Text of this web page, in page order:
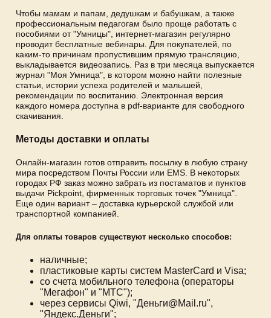
Чтобы мамам и папам, дедушкам и бабушкам, а также
профессиональным педагогам было проще работать с
пособиями от "Умницы", интернет-магазин регулярно
проводит бесплатные вебинары. Для покупателей, по
каким-то причинам пропустившим прямую трансляцию,
выкладывается видеозапись. Раз в три месяца выпускается
журнал "Моя Умница", в котором можно найти полезные
статьи, истории успеха родителей и малышей,
рекомендации по воспитанию. Электронная версия
каждого номера доступна в pdf-варианте для свободного
скачивания.
Методы доставки и оплаты
Онлайн-магазин готов отправить посылку в любую страну
мира посредством Почты России или EMS. В некоторых
городах РФ заказ можно забрать из постаматов и пунктов
выдачи Pickpoint, фирменных торговых точек "Умница".
Еще один вариант – доставка курьерской службой или
транспортной компанией.
Для оплаты товаров существуют несколько способов:
наличные;
пластиковые карты систем MasterCard и Visa;
со счета мобильного телефона (операторы
"Мегафон" и "МТС");
через сервисы Qiwi, "Деньги@Mail.ru",
"Яндекс.Деньги";